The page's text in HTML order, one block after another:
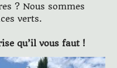
? Nous sommes
verts.
qu’il vous faut !